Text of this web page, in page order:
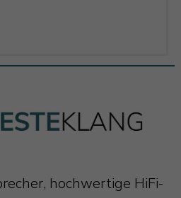
hochwertige HiFi-